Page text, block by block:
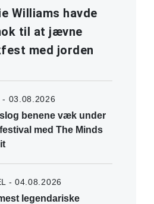
Williams havde
til at jævne
med jorden
- 03.08.2026
benene væk under
med The Minds
- 04.08.2026
legendariske